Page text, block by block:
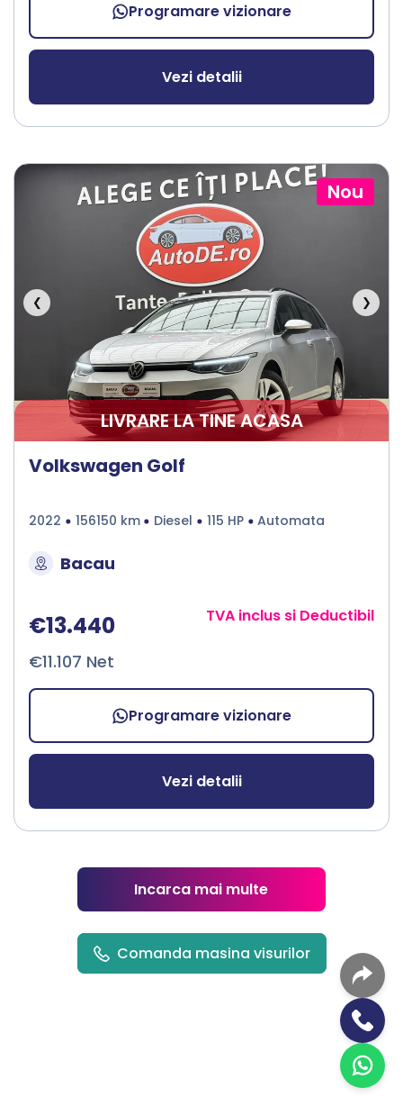
Programare vizionare
Vezi detalii
Nou
❮ ❯
LIVRARE LA TINE ACASA
Volkswagen Golf
2022 156150 km Diesel 115 HP Automata
Bacau
€13.440
€11.107 Net
TVA inclus si Deductibil
Programare vizionare
Vezi detalii
Incarca mai multe
Comanda masina visurilor